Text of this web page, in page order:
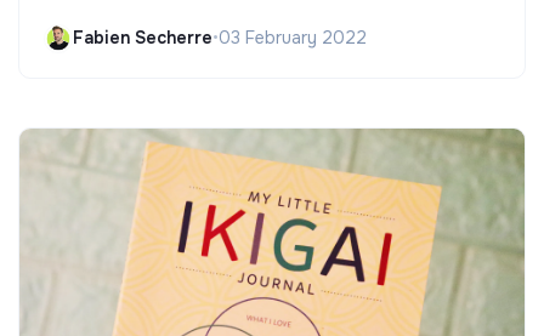
Fabien Secherre•03 February 2022